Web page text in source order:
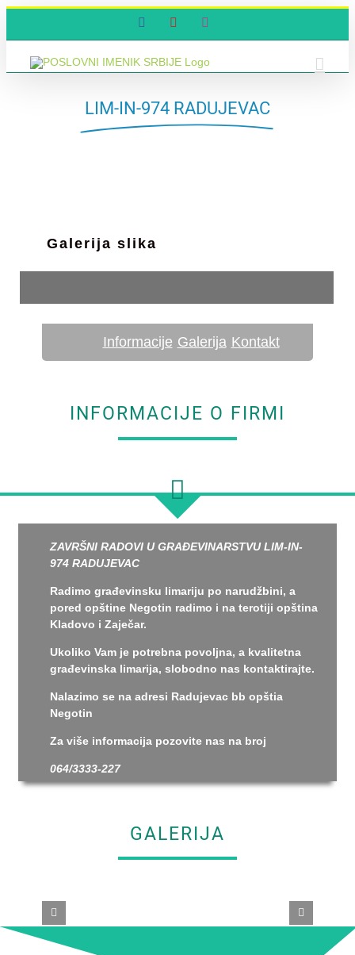
FacebookYouTube
LIM-IN-974 RADUJEVAC
Galerija slika
Informacije Galerija Kontakt
INFORMACIJE O FIRMI
ZAVRŠNI RADOVI U GRAĐEVINARSTVU LIM-IN-
974 RADUJEVAC
Radimo građevinsku limariju po narudžbini, a
pored opštine Negotin radimo i na terotiji opština
Kladovo i Zaječar.
Ukoliko Vam je potrebna povoljna, a kvalitetna
građevinska limarija, slobodno nas kontaktirajte.
Nalazimo se na adresi Radujevac bb opštia
Negotin
Za više informacija pozovite nas na broj
064/3333-227
GALERIJA